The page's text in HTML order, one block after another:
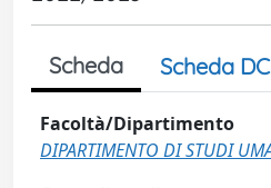
Scheda Scheda DC
Facoltà/Dipartimento
DIPARTIMENTO DI STUDI